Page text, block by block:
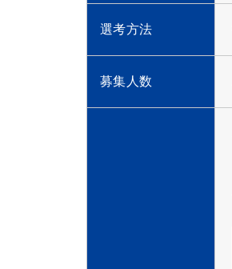
選考方法
募集人数